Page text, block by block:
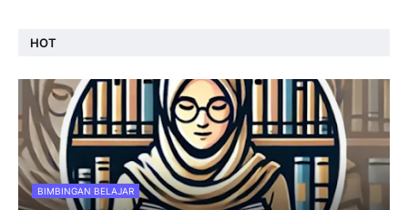
HOT
BIMBINGAN BELAJAR